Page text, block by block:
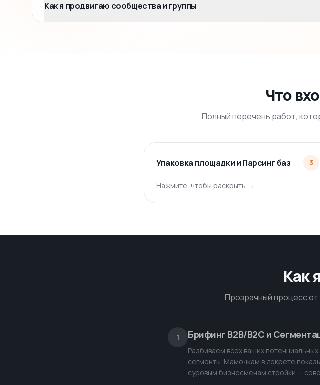
Как я продвигаю сообщества и группы
Что
Полный перечень работ,
Упаковка площадки и Парсинг баз 3
Нажмите, чтобы раскрыть →
Как
Прозрачный процесс от
1 Брифинг B2B/B2C и
Разбиваем всех ваших
сегменты. Мамочкам в декрете
суровым бизнесменам стройки —